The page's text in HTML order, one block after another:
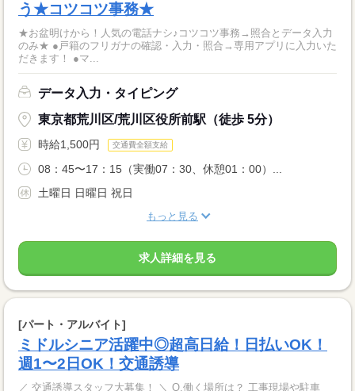
う★コツコツ事務★
★お盆明けから！人気の電話ナシ♪コツコツ事務→照合とデータ入力
のみ★ ●戸籍のフリガナの確認・入力・照合→専用アプリに入力いた
だきます！ ●マ...
データ入力・タイピング
東京都荒川区/荒川区役所前駅（徒歩 5分）
時給1,500円 交通費全額支給
08：45〜17：15（実働07：30、休憩01：00）...
土曜日 日曜日 祝日
もっと見る
求人詳細を見る
[パート・アルバイト]
ミドルシニア活躍中◎超高日給！日払いOK！
週1〜2日OK！交通誘導
／ 交通誘導スタッフ大募集！ ＼ Q.働く場所は？ 工事現場や駐車